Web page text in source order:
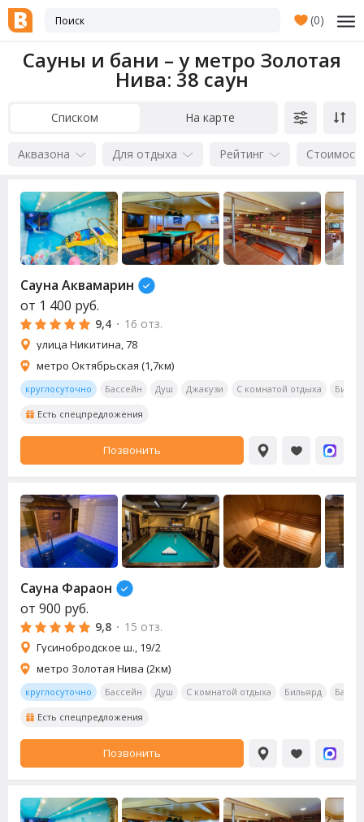
(0)
Сауны и бани – у метро Золотая
Нива: 38 саун
Списком На карте
Аквазона Для отдыха Рейтинг
Сауна Аквамарин
от 1 400 руб.
9,4 · 16 отз.
улица Никитина, 78
метро Октябрьская (1,7км)
круглосуточно Бассейн Душ Джакузи С комнатой отдыха
Есть спецпредложения
Позвонить
Сауна Фараон
от 900 руб.
9,8 · 15 отз.
Гусинобродское ш., 19/2
метро Золотая Нива (2км)
круглосуточно Бассейн Душ С комнатой отдыха Бильярд Бар
Есть спецпредложения
Позвонить